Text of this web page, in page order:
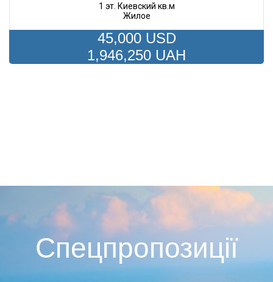
1 эт. Киевский кв.м
Жилое
45,000 USD
1,946,250 UAH
Спецпропозиції